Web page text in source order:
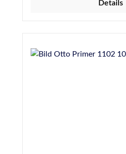
auf unglasierten
Details